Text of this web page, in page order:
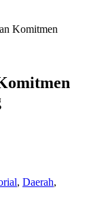
Komitmen
, Daerah,